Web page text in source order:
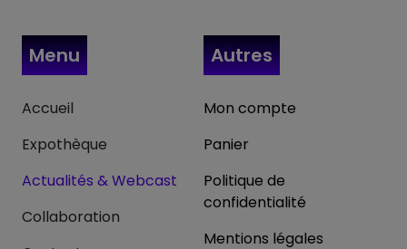
Menu
Accueil
Expothèque
Actualités & Webcast
Collaboration
Autres
Mon compte
Panier
Politique de
confidentialité
Mentions légales